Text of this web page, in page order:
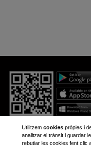
Utilitzem cookiespròpies i
analitzar el trànsit i guardar
rebutjar les cookies fent clic